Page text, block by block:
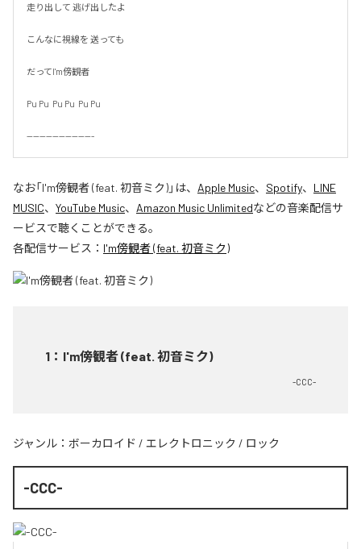
走り出して 逃げ出したよ
こんなに視線を 送っても
だってI'm傍観者
Pu Pu  Pu Pu  Pu Pu
---------------------
なお「I'm傍観者 (feat. 初音ミク)」は、 Apple Music、 Spotify、 LINE
MUSIC、 YouTube Music、 Amazon Music Unlimitedなどの音楽配信サ
ービスで聴くことができる。
各配信サービス： I'm傍観者 (feat. 初音ミク)
1 ： I'm傍観者 (feat. 初音ミク)
-CCC-
ジャンル： ボーカロイド / エレクトロニック / ロック
-CCC-